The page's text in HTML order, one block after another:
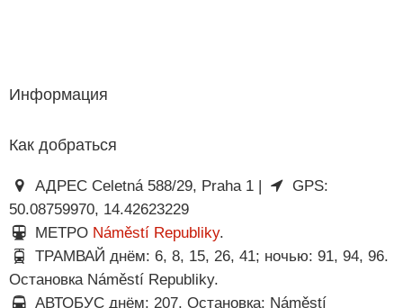
Информация
Как добраться
АДРЕС Celetná 588/29, Praha 1 |
GPS:
50.08759970, 14.42623229
МЕТРО Náměstí Republiky.
ТРАМВАЙ днём: 6, 8, 15, 26, 41; ночью: 91, 94, 96.
Остановка Náměstí Republiky.
АВТОБУС днём: 207. Остановка: Náměstí